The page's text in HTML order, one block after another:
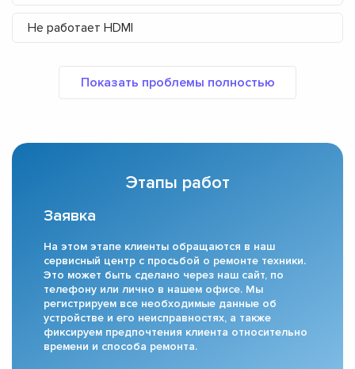
Не работает HDMI
Этапы работ
Заявка
На этом этапе клиенты обращаются в наш
сервисный центр с просьбой о ремонте техники.
Это может быть сделано через наш сайт, по
телефону или лично в нашем офисе. Мы
регистрируем все необходимые данные об
устройстве и его неисправностях, а также
фиксируем предпочтения клиента относительно
времени и способа ремонта.